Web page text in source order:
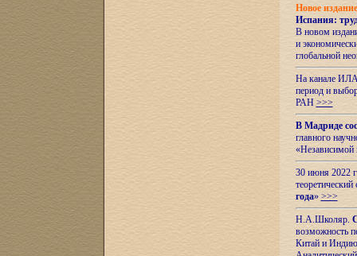
Новое
Испания:
В новом
и
глобальной
На канале
период и
РАН >>>
В Мадриде
главного
«Независимой
30 июня 2022
года» >>>
Н.А.Школяр.
возможность
Китай и